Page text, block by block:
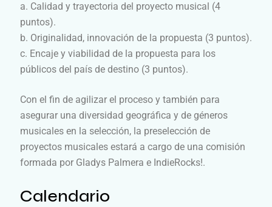
Calidad y trayectoria del proyecto musical (4
puntos).
Originalidad, innovación de la propuesta (3 puntos).
Encaje y viabilidad de la propuesta para los
públicos del país de destino (3 puntos).
Con el fin de agilizar el proceso y también para
asegurar una diversidad geográfica y de géneros
musicales en la selección, la preselección de
proyectos musicales estará a cargo de una comisión
formada por Gladys Palmera e IndieRocks!.
Calendario